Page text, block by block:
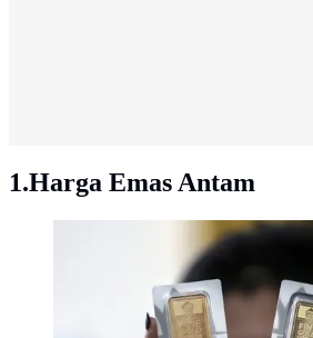
1.Harga Emas Antam